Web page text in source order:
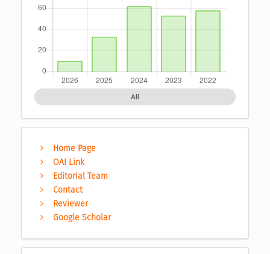
All
Home Page
OAI Link
Editorial Team
Contact
Reviewer
Google Scholar